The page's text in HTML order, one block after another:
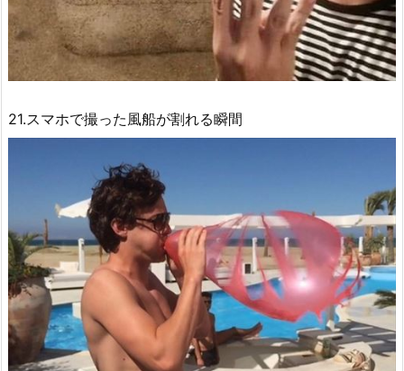
21.スマホで撮った風船が割れる瞬間